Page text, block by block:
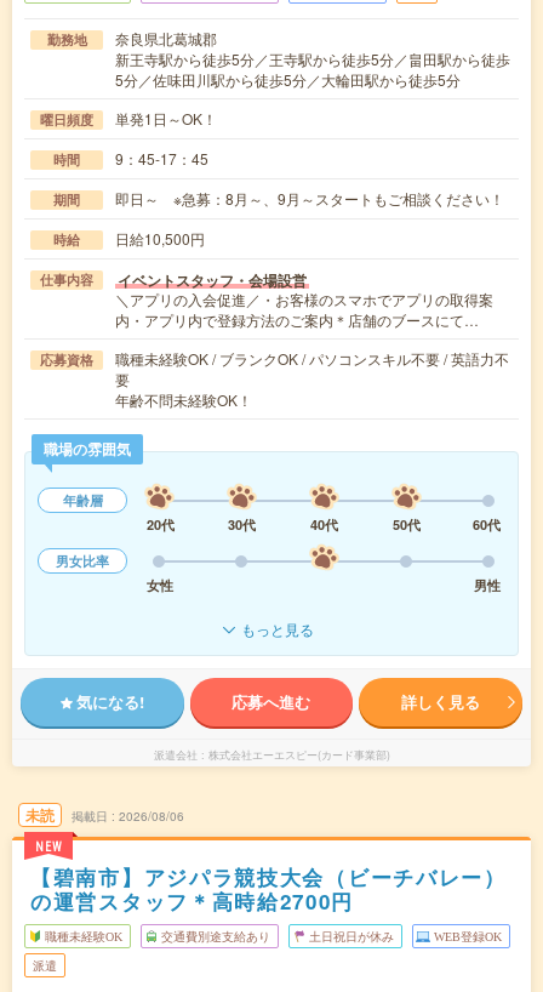
勤務地
奈良県北葛城郡
新王寺駅から徒歩5分／王寺駅から徒歩5分／畠田駅から徒歩
5分／佐味田川駅から徒歩5分／大輪田駅から徒歩5分
曜日頻度 単発1日～OK！
時間 9：45-17：45
期間 即日～ ※急募：8月～、9月～スタートもご相談ください！
時給 日給10,500円
仕事内容 イベントスタッフ・会場設営
＼アプリの入会促進／・お客様のスマホでアプリの取得案
内・アプリ内で登録方法のご案内＊店舗のブースにて…
応募資格
職種未経験OK / ブランクOK / パソコンスキル不要 / 英語力不
要
年齢不問未経験OK！
職場の雰囲気
年齢層
20代
30代 40代 50代
60代
男女比率
女性
男性
もっと見る
気になる! 応募へ進む 詳しく見る
派遣会社 株式会社エーエスピー(カード事業部)
未読
NEW
掲載日 2026/08/06
【碧南市】アジパラ競技大会（ビーチバレー）
の運営スタッフ＊高時給2700円
職種未経験OK 交通費別途支給あり 土日祝日が休み WEB登録OK
派遣